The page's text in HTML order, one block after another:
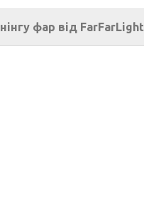
фар від FarFarLight